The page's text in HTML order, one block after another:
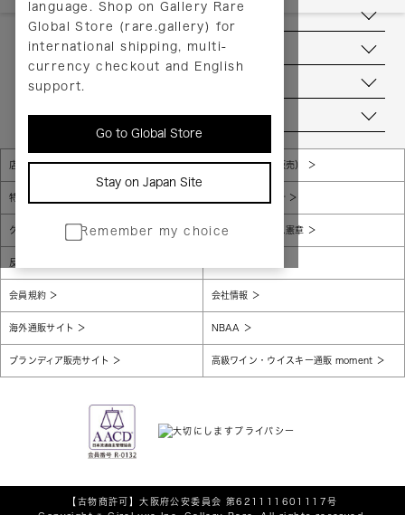
language. Shop on Gallery Rare
Global Store (rare.gallery) for
international shipping, multi-
currency checkout and English
support.
Go to Global Store
Stay on Japan Site
Remember my choice
ヘルプ
お問い合わせ
当店について
店舗一覧 販売規約（店頭販売）
特定商取引法に基づく表示 個人情報保護方針
グローバルプライバシーポリシー コンプライアンス憲章
反社会的勢力に対する基本方針
会員規約 会社情報
海外通販サイト NBAA
ブランディア販売サイト 高級ワイン・ウイスキー通販 moment
【古物商許可】大阪府公安委員会 第621111601117号